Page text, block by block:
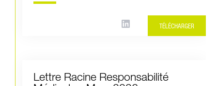
TÉLÉCHARGER
Lettre Racine Responsabilité